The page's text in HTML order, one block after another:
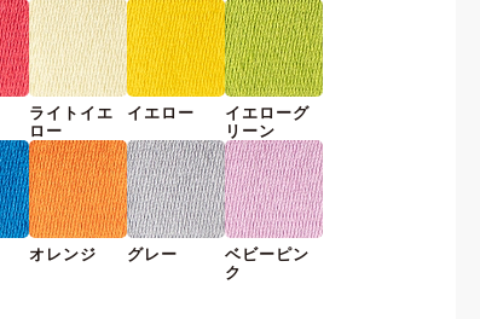
ライトイエ
ロー
イエロー
イエローグ
リーン
オレンジ グレー
ベビーピン
ク